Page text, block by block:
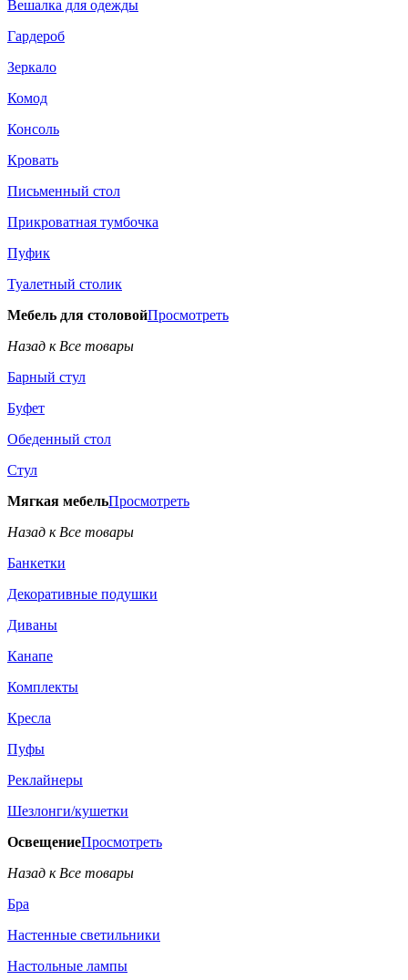
Вешалка для одежды
Гардероб
Зеркало
Комод
Консоль
Кровать
Письменный стол
Прикроватная тумбочка
Пуфик
Туалетный столик
Мебель для столовойПросмотреть
Назад к Все товары
Барный стул
Буфет
Обеденный стол
Стул
Мягкая мебельПросмотреть
Назад к Все товары
Банкетки
Декоративные подушки
Диваны
Канапе
Комплекты
Кресла
Пуфы
Реклайнеры
Шезлонги/кушетки
ОсвещениеПросмотреть
Назад к Все товары
Бра
Настенные светильники
Настольные лампы